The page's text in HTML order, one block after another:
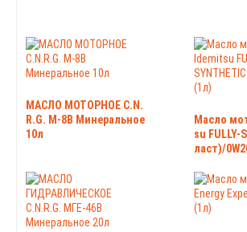
МАСЛО МОТОРНОЕ C.N.
R.G. М-8B Минеральное
10л
Масло
su FULLY-
ласт)/